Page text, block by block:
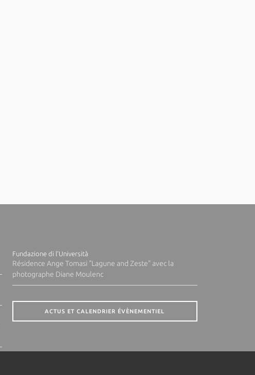
Fundazione di l'Università
Résidence Ange Tomasi "Lagune and Zeste" avec la
photographe Diane Moulenc
ACTUS ET CALENDRIER ÉVÈNEMENTIEL